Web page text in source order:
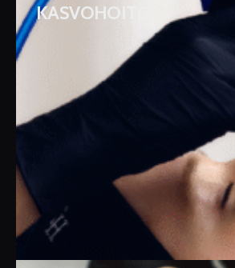
KASVOHOITO